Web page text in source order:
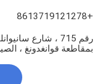
+8613719121278
رقم 715 ، شارع
بمقاطعة قوانغدونغ ، الصين.